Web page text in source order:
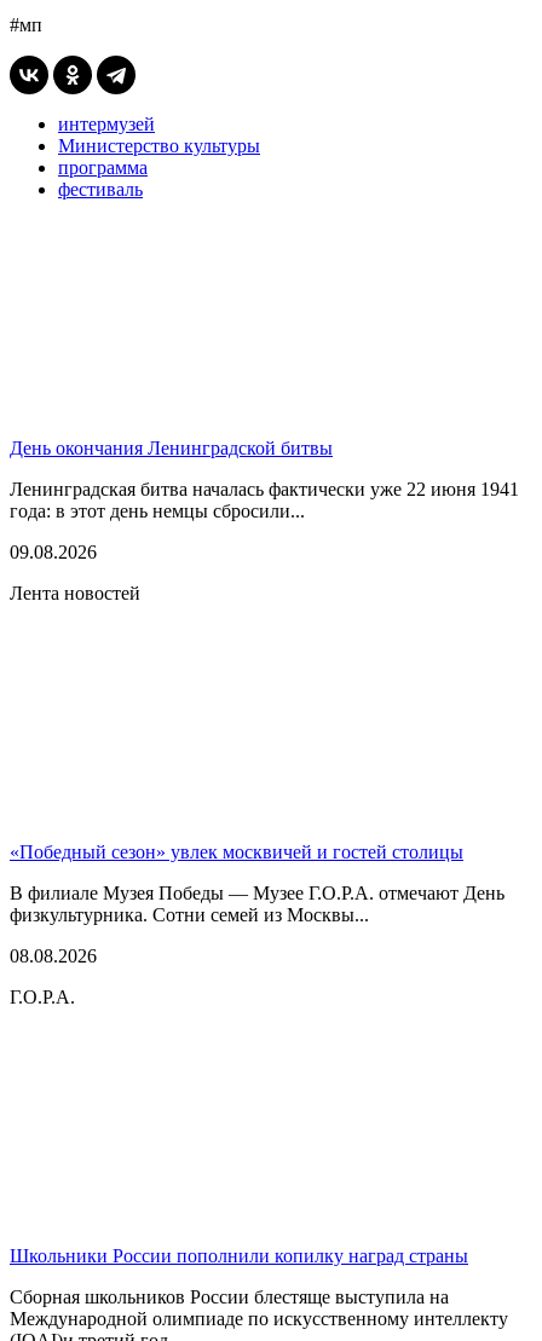
#мп
интермузей
Министерство культуры
программа
фестиваль
День окончания Ленинградской битвы
Ленинградская битва началась фактически уже 22 июня 1941
года: в этот день немцы сбросили...
09.08.2026
Лента новостей
«Победный сезон» увлек москвичей и гостей столицы
В филиале Музея Победы — Музее Г.О.Р.А. отмечают День
физкультурника. Сотни семей из Москвы...
08.08.2026
Г.О.Р.А.
Школьники России пополнили копилку наград страны
Сборная школьников России блестяще выступила на
Международной олимпиаде по искусственному интеллекту